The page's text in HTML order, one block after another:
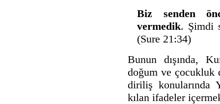
Biz senden
vermedik. Şimdi
(Sure 21:34)
Bunun dışında,
doğum ve çocukluk
diriliş konularında
kılan ifadeler